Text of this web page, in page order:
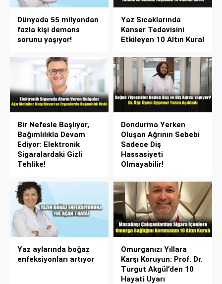
Dünyada 55 milyondan
fazla kişi demans
sorunu yaşıyor!
Yaz Sıcaklarında
Kanser Tedavisini
Etkileyen 10 Altın Kural
Bir Nefesle Başlıyor,
Bağımlılıkla Devam
Ediyor: Elektronik
Sigaralardaki Gizli
Tehlike!
Dondurma Yerken
Oluşan Ağrının Sebebi
Sadece Diş
Hassasiyeti
Olmayabilir!
Yaz aylarında boğaz
enfeksiyonları artıyor
Omurganızı Yıllara
Karşı Koruyun: Prof. Dr.
Turgut Akgül’den 10
Hayati Uyarı